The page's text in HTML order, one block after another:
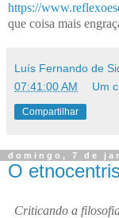
https://
que coisa mais
Luís Fernando de
07:41:00 AM
Um
Compartilhar
domingo, 7 de
O
Criticando a